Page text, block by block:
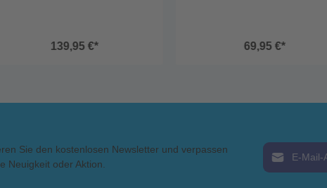
allen sportlichen Einsätzen.
kann leicht angepasst werden. Ob an
oder auch zum Wandern, die Helly
139,95 €*
schnelltrocknendes Material.
optimal vor starker
geschützt.Material: 100%
PolyesterWofür steht ZHIK?Zhik ist
australische Marke, die
69,95 €*
Sie den kostenlosen Newsletter und verpassen
Neuigkeit oder Aktion.
E-Mail-